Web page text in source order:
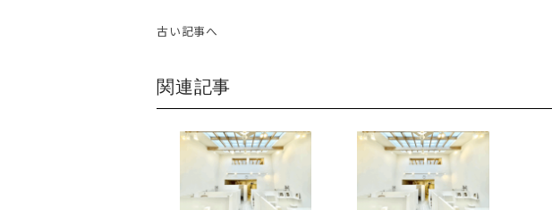
古い記事へ
関連記事